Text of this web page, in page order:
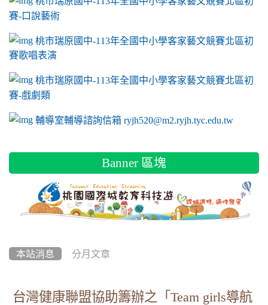
賽-口說藝術
link to https://tyc.entry.edu.tw/NoExamImitate_TL/
桃市瑞原國中-113年全國中小學客家藝文競賽北區初
賽歌唱表演
link to https://tyc.entry.edu.tw/NoExamImitate_TL/
桃市瑞原國中-113年全國中小學客家藝文競賽北區初
賽-戲劇類
link to https://tyc.entry.edu.tw/NoExamImitate_TL/
輔導室輔導諮詢信箱 ryjh520@m2.ryjh.tyc.edu.tw
Banner 區塊
本站消息 分月文章
台灣健康聯盟協助籌辦之「Team girls導航